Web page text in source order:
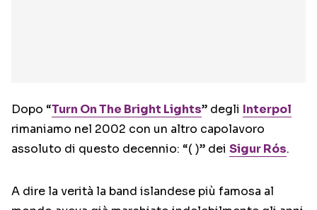
Dopo “Turn On The Bright Lights” degli Interpol
rimaniamo nel 2002 con un altro capolavoro
assoluto di questo decennio: “( )” dei Sigur Rós.
A dire la verità la band islandese più famosa al